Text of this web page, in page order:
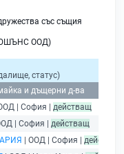
със същия
ООД)
статус)
и дъщерни д-ва
| София | действащ
| София | действащ
| ООД | София | действащ